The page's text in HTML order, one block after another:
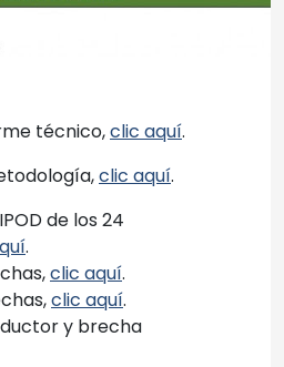
técnico,clic aquí.
clic aquí.
de los 24
.
clic aquí.
clic aquí.
y brecha